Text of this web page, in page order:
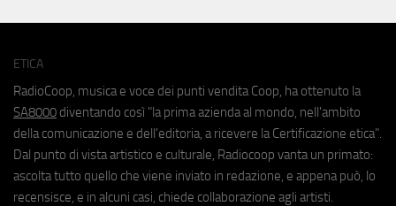
ETICA
RadioCoop, musica e voce dei punti vendita Coop, ha ottenuto la
SA8000 diventando così "la prima azienda al mondo, nell'ambito
della comunicazione e dell'editoria, a ricevere la Certificazione etica".
Dal punto di vista artistico e culturale, Radiocoop vanta un primato:
ascolta tutto quello che viene inviato in redazione, e appena può, lo
recensisce, e in alcuni casi, chiede collaborazione agli artisti.